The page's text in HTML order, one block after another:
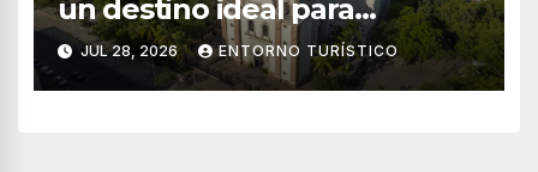
un destino ideal para
combinar negocios y turismo
JUL 28, 2026 ENTORNO TURÍSTICO